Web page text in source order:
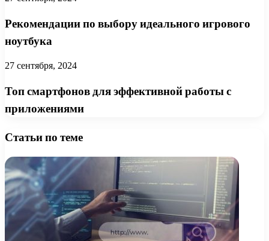
Рекомендации по выбору идеального игрового
ноутбука
27 сентября, 2024
Топ смартфонов для эффективной работы с
приложениями
Статьи по теме